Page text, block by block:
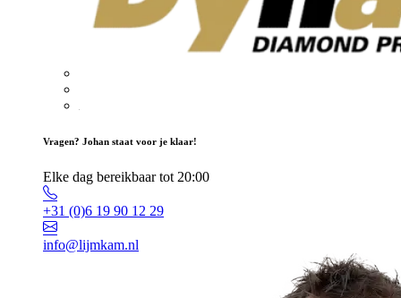
Vragen? Johan staat voor je klaar!
Elke dag bereikbaar tot 20:00
+31 (0)6 19 90 12 29
info@lijmkam.nl